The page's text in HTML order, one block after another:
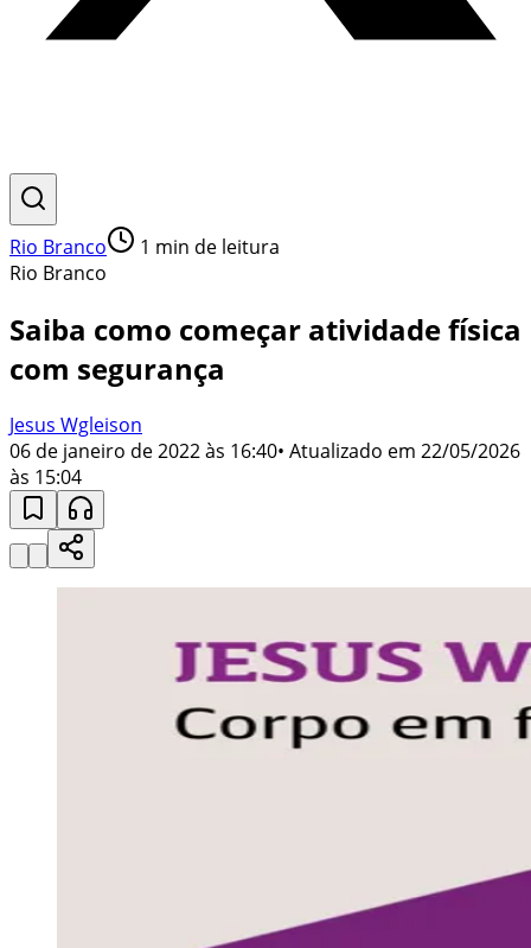
Rio Branco 1 min de leitura
Rio Branco
Saiba como começar atividade física
com segurança
Jesus Wgleison
06 de janeiro de 2022 às 16:40• Atualizado em 22/05/2026
às 15:04